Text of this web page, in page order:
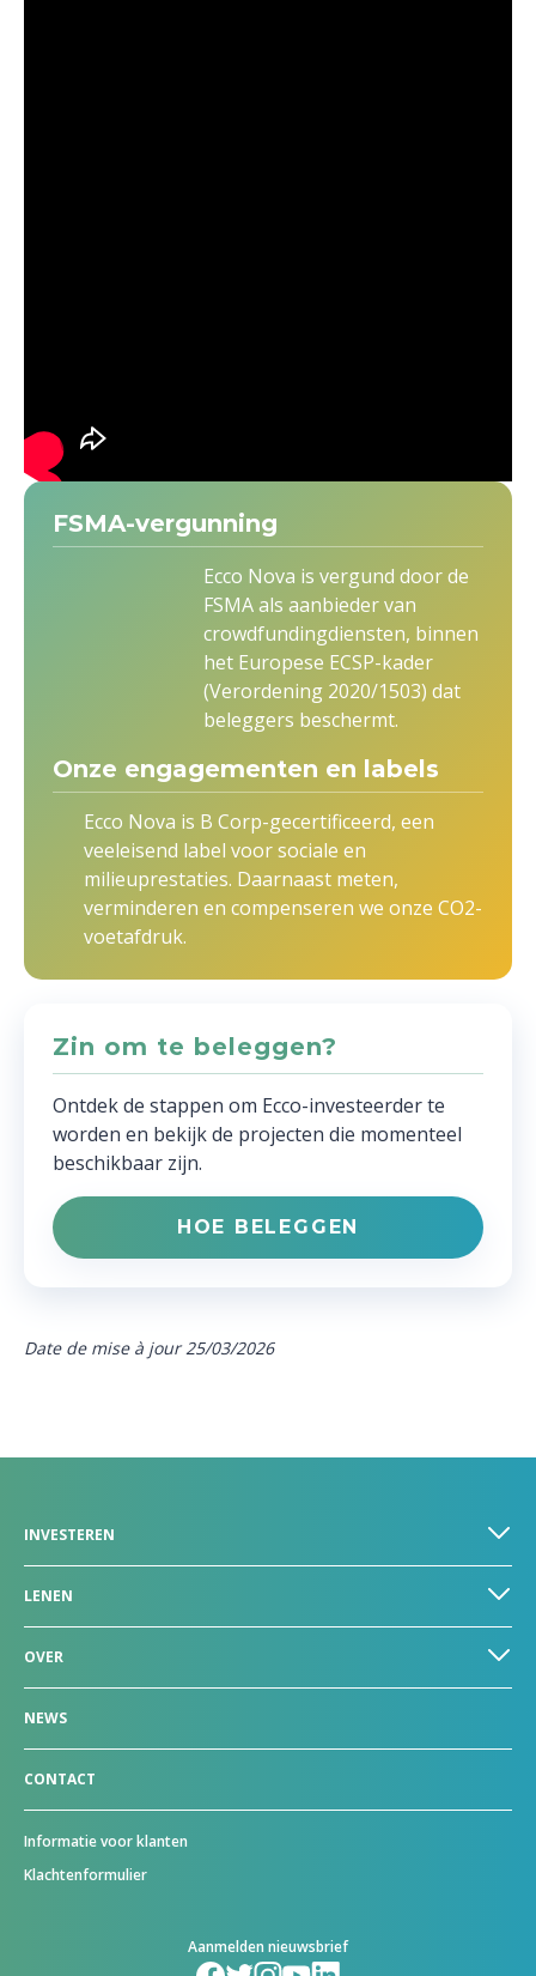
FSMA-vergunning
Ecco Nova is vergund door de
FSMA als aanbieder van
crowdfundingdiensten, binnen
het Europese ECSP-kader
(Verordening 2020/1503) dat
beleggers beschermt.
Onze engagementen en labels
Ecco Nova is B Corp-gecertificeerd, een
veeleisend label voor sociale en
milieuprestaties. Daarnaast meten,
verminderen en compenseren we onze CO2-
voetafdruk.
Zin om te beleggen?
Ontdek de stappen om Ecco-investeerder te
worden en bekijk de projecten die momenteel
beschikbaar zijn.
HOE BELEGGEN
Date de mise à jour 25/03/2026
INVESTEREN
LENEN
OVER
NEWS
CONTACT
Informatie voor klanten
Klachtenformulier
Aanmelden nieuwsbrief